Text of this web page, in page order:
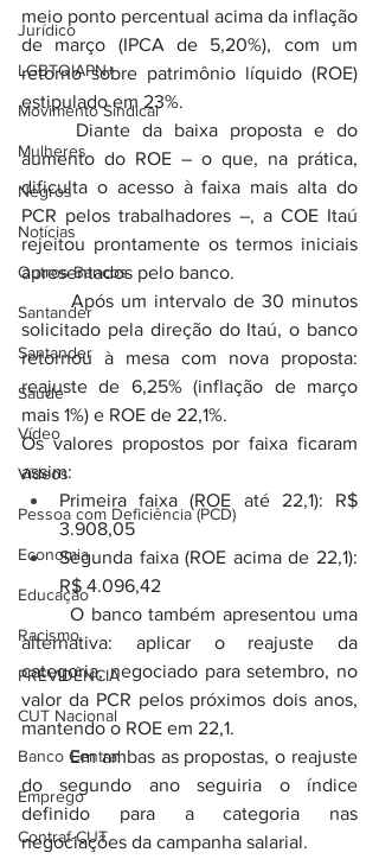
Jurídico
LGBTQIAPN+
Movimento Sindical
Mulheres
Negros
Notícias
Outros Bancos
Santander
Santander
Saúde
Vídeo
Vídeos
Pessoa com Deficiência (PCD)
Economia
Educação
Racismo
PREVIDÊNCIA
CUT Nacional
Banco Central
Emprego
Contraf-CUT
meio ponto percentual acima da inflação
de março (IPCA de 5,20%), com um
retorno sobre patrimônio líquido (ROE)
estipulado em 23%.
aumento do ROE – o que, na prática,
dificulta o acesso à faixa mais alta do
PCR pelos trabalhadores –, a COE Itaú
rejeitou prontamente os termos iniciais
apresentados pelo banco.
	Após um intervalo de 30 minutos
solicitado pela direção do Itaú, o banco
retornou à mesa com nova proposta:
reajuste de 6,25% (inflação de março
mais 1%) e ROE de 22,1%.
Os valores propostos por faixa ficaram
assim:
Primeira faixa (ROE até 22,1): R$
3.908,05
Segunda faixa (ROE acima de 22,1):
R$ 4.096,42
	O banco também apresentou uma
alternativa: aplicar o reajuste da
categoria, negociado para setembro, no
valor da PCR pelos próximos dois anos,
mantendo o ROE em 22,1.
	Em ambas as propostas, o reajuste
do segundo ano seguiria o índice
definido para a categoria nas
negociações da campanha salarial.